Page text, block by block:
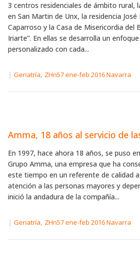
3 centros residenciales de ámbito rural,
en San Martin de Unx, la residencia
Caparroso y la Casa de Misericordia del
Iriarte”. En ellas se desarrolla un
personalizado con cada...
| Geriatría, ZHn57 ene-feb 2016 Navarra
Amma, 18 años al servicio de
En 1997, hace ahora 18 años, se puso
Grupo Amma, una empresa que ha
este tiempo en un referente de calidad
atención a las personas mayores y
inició la andadura de la compañía...
| Geriatría, ZHn57 ene-feb 2016 Navarra